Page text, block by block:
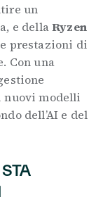
un
e dellaRyzen
prestazioni di
Con una
nuovi modelli
dell’AI e del